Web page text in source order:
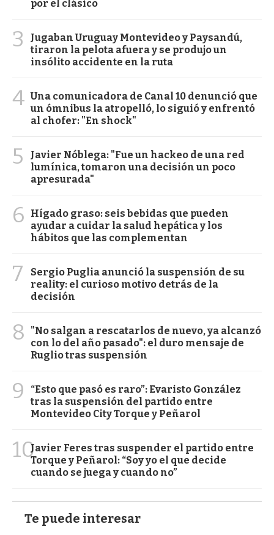
por el clásico
3
Jugaban Uruguay Montevideo y Paysandú,
tiraron la pelota afuera y se produjo un
insólito accidente en la ruta
4 Una comunicadora de Canal 10 denunció que
un ómnibus la atropelló, lo siguió y enfrentó
al chofer: "En shock"
5
Javier Nóblega: "Fue un hackeo de una red
lumínica, tomaron una decisión un poco
apresurada"
6
Hígado graso: seis bebidas que pueden
ayudar a cuidar la salud hepática y los
hábitos que las complementan
7
Sergio Puglia anunció la suspensión de su
reality: el curioso motivo detrás de la
decisión
8
"No salgan a rescatarlos de nuevo, ya alcanzó
con lo del año pasado": el duro mensaje de
Ruglio tras suspensión
9
“Esto que pasó es raro”: Evaristo González
tras la suspensión del partido entre
Montevideo City Torque y Peñarol
10Javier Feres tras suspender el partido entre
Torque y Peñarol: “Soy yo el que decide
cuando se juega y cuando no”
Te puede interesar